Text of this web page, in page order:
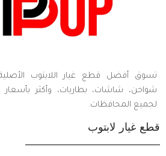
تسوق أفضل قطع غيار اللابتوب
شواحن، شاشات، بطاريات، وأكثر
لجميع المحافظات.
قطع غيار لابتوب